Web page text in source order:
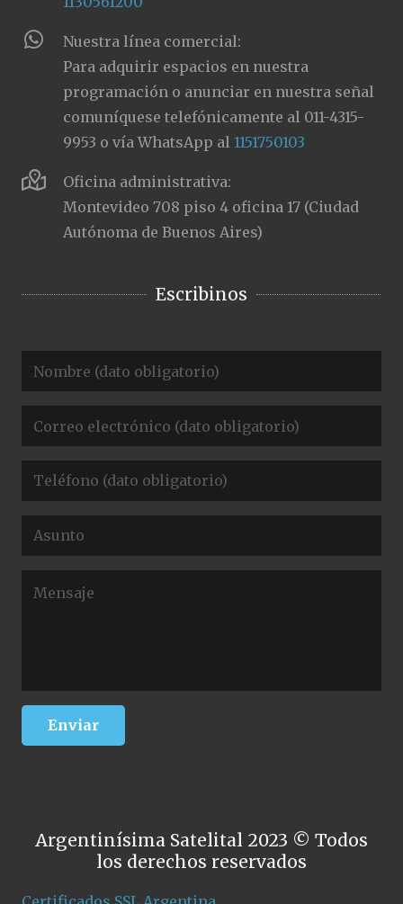
Nuestra línea comercial:
Para adquirir espacios en nuestra
programación o anunciar en nuestra señal
comuníquese telefónicamente al 011-4315-
9953 o vía WhatsApp al1151750103
Oficina administrativa:
Montevideo 708 piso 4 oficina 17 (Ciudad
Autónoma de Buenos Aires)
Escribinos
Argentinísima Satelital 2023 © Todos
los derechos reservados